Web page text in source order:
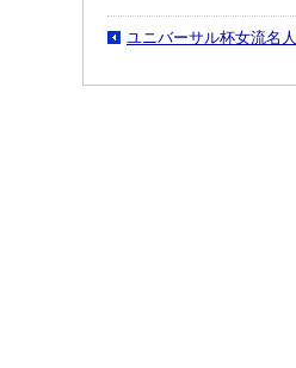
ユニバーサル杯女流名